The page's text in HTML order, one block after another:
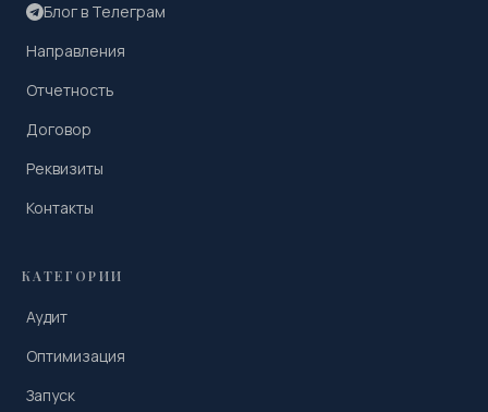
Блог в Телеграм
Направления
Отчетность
Договор
Реквизиты
Контакты
КАТЕГОРИИ
Аудит
Оптимизация
Запуск